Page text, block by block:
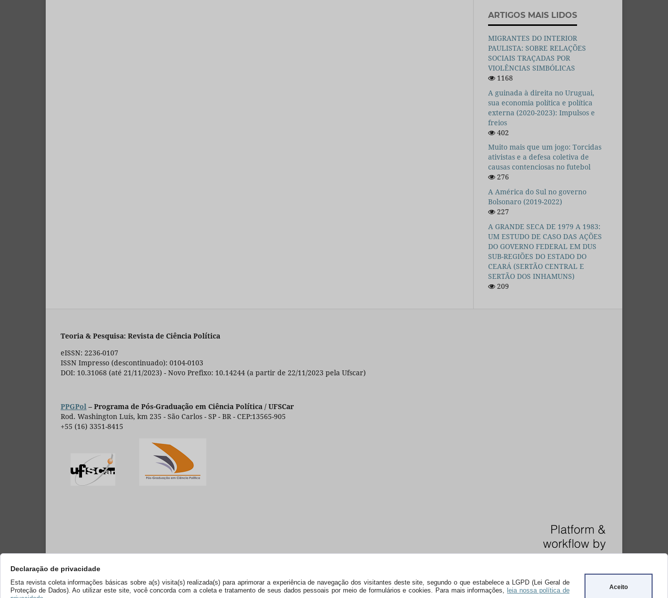
Declaração de privacidade
Esta revista coleta informações básicas sobre a(s) visita(s) realizada(s) para aprimorar a experiência de navegação dos visitantes deste site, segundo o que estabelece a LGPD (Lei Geral de
Proteção de Dados). Ao utilizar este site, você concorda com a coleta e tratamento de seus dados pessoais por meio de formulários e cookies. Para mais informações, leia nossa política de
Aceito
ARTIGOS MAIS LIDOS
MIGRANTES DO INTERIOR
PAULISTA: SOBRE RELAÇÕES
SOCIAIS TRAÇADAS POR
VIOLÊNCIAS SIMBÓLICAS
1168
A guinada à direita no Uruguai,
sua economia política e política
externa (2020-2023): Impulsos e
freios
402
Muito mais que um jogo: Torcidas
ativistas e a defesa coletiva de
causas contenciosas no futebol
276
A América do Sul no governo
Bolsonaro (2019-2022)
227
A GRANDE SECA DE 1979 A 1983:
UM ESTUDO DE CASO DAS AÇÕES
DO GOVERNO FEDERAL EM DUS
SUB-REGIÕES DO ESTADO DO
CEARÁ (SERTÃO CENTRAL E
SERTÃO DOS INHAMUNS)
209
Teoria & Pesquisa: Revista de Ciência Política
eISSN: 2236-0107
ISSN Impresso (descontinuado): 0104-0103
DOI: 10.31068 (até 21/11/2023) - Novo Prefixo: 10.14244 (a partir de 22/11/2023 pela Ufscar)
PPGPol – Programa de Pós-Graduação em Ciência Política / UFSCar
Rod. Washington Luís, km 235 - São Carlos - SP - BR - CEP:13565-905
+55 (16) 3351-8415